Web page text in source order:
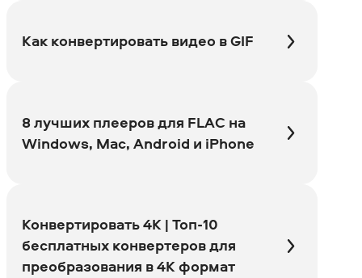
Как конвертировать видео в GIF
8 лучших плееров для FLAC на
Windows, Mac, Android и iPhone
Конвертировать 4K | Топ-10
бесплатных конвертеров для
преобразования в 4K формат